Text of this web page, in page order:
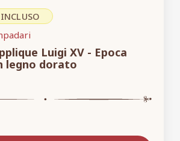
Luigi XV - Epoca
legno dorato